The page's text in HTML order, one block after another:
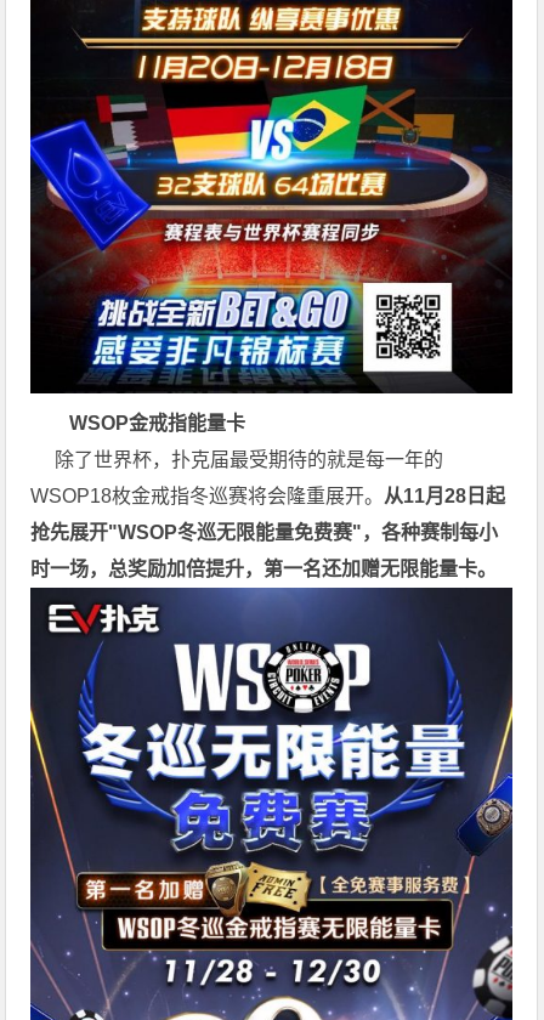
WSOP金戒指能量卡
除了世界杯，扑克届最受期待的就是每一年的
WSOP18枚金戒指冬巡赛将会隆重展开。 从11月28日起
抢先展开"WSOP冬巡无限能量免费赛"，各种赛制每小
时一场，总奖励加倍提升，第一名还加赠无限能量卡。